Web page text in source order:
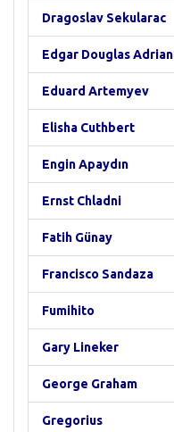
Dragoslav Sekularac
Edgar Douglas Adrian
Eduard Artemyev
Elisha Cuthbert
Engin Apaydın
Ernst Chladni
Fatih Günay
Francisco Sandaza
Fumihito
Gary Lineker
George Graham
Gregorius